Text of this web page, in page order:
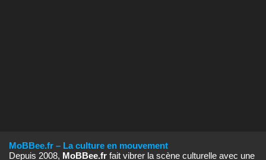
MoBBee.fr – La culture en mouvement
Depuis 2008, MoBBee.fr fait vibrer la scène culturelle avec une